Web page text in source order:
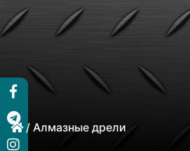
/ Алмазные дрели